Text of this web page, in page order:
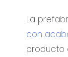
La
con
producto